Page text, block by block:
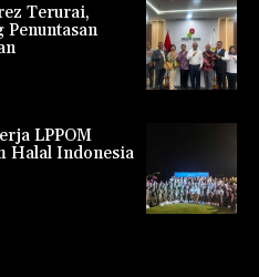
Terurai,
LPPOM
Halal Indonesia